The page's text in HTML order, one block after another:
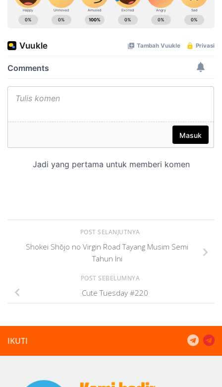
POST SELANJUTNYA
Shokei Shōjo no Virgin Road Tayang Musim Semi
Tahun Ini
POST SEBELUMNYA
Cute Tuesday #220
IKUTI